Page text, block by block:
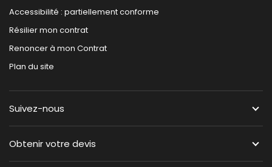
Accessibilité : partiellement conforme
Résilier mon contrat
Renoncer à mon Contrat
Plan du site
Suivez-nous
Obtenir votre devis